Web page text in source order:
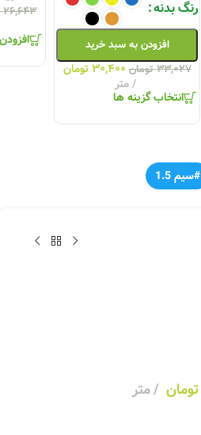
رنگ بدنه
افزودن به سبد خرید
۳۳,۰۲۷ تومان ۳۰,۴۰۰ تومان
متر
انتخاب گزینه ها
۲۶,۶۴۳
#سیم 1.5
تومان متر